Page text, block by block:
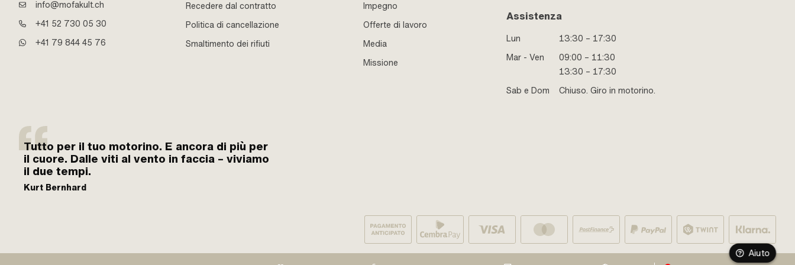
info@mofakult.ch
+41 52 730 05 30
+41 79 844 45 76
Recedere dal contratto
Politica di cancellazione
Smaltimento dei rifiuti
Impegno
Offerte di lavoro
Media
Missione
Assistenza
Lun
13:30 – 17:30
Mar - Ven
09:00 – 11:30
13:30 – 17:30
Sab e Dom
Chiuso. Giro in motorino.
Tutto per il tuo motorino. E ancora di più per
il cuore. Dalle viti al vento in faccia – viviamo
il due tempi.
Kurt Bernhard
Aiuto